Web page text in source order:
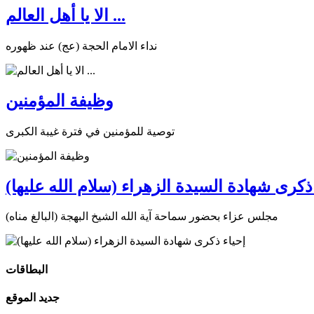
الا يا أهل العالم ...
نداء الامام الحجة (عج) عند ظهوره
وظيفة المؤمنين
توصية للمؤمنين في فترة غيبة الكبرى
ذكرى شهادة السيدة الزهراء (سلام الله عليها)
مجلس عزاء بحضور سماحة آية الله الشيخ البهجة (البالغ مناه)
البطاقات
جديد الموقع